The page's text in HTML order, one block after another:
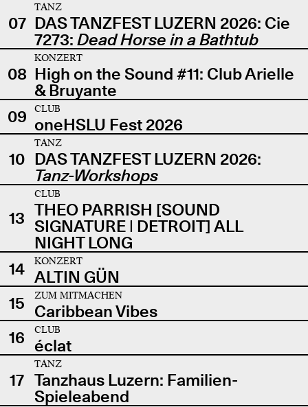
07
TANZ
DAS TANZFEST LUZERN 2026: Cie
7273: Dead Horse in a Bathtub
08
KONZERT
High on the Sound #11: Club Arielle
& Bruyante
09
CLUB
oneHSLU Fest 2026
10
TANZ
DAS TANZFEST LUZERN 2026:
Tanz-Workshops
13
CLUB
THEO PARRISH [SOUND
SIGNATURE | DETROIT] ALL
NIGHT LONG
14
KONZERT
ALTIN GÜN
15
ZUM MITMACHEN
Caribbean Vibes
16
CLUB
éclat
17
TANZ
Tanzhaus Luzern: Familien-
Spieleabend